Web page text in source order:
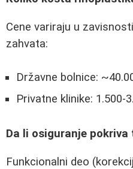
Cene variraju u
zahvata:
Državne bolnice:
Privatne klinike: 1.500-
Da li osiguranje pokriva
Funkcionalni deo